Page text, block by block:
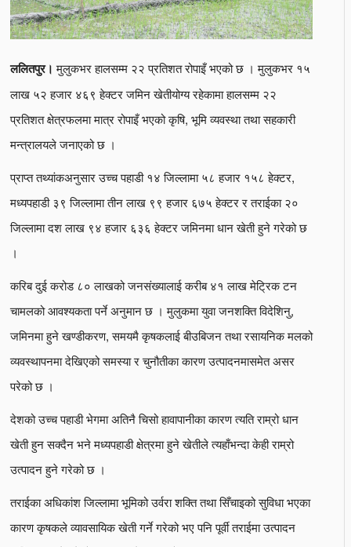
ललितपुर। मुलुकभर हालसम्म २२ प्रतिशत रोपाइँ भएको छ । मुलुकभर १५
लाख ५२ हजार ४६९ हेक्टर जमिन खेतीयोग्य रहेकामा हालसम्म २२
प्रतिशत क्षेत्रफलमा मात्र रोपाइँ भएको कृषि, भूमि व्यवस्था तथा सहकारी
मन्त्रालयले जनाएको छ ।
प्राप्त तथ्यांकअनुसार उच्च पहाडी १४ जिल्लामा ५८ हजार १५८ हेक्टर,
मध्यपहाडी ३९ जिल्लामा तीन लाख ९९ हजार ६७५ हेक्टर र तराईका २०
जिल्लामा दश लाख ९४ हजार ६३६ हेक्टर जमिनमा धान खेती हुने गरेको छ
।
करिब दुई करोड ८० लाखको जनसंख्यालाई करीब ४१ लाख मेट्रिक टन
चामलको आवश्यकता पर्ने अनुमान छ । मुलुकमा युवा जनशक्ति विदेशिनु,
जमिनमा हुने खण्डीकरण, समयमै कृषकलाई बीउबिजन तथा रसायनिक मलको
व्यवस्थापनमा देखिएको समस्या र चुनौतीका कारण उत्पादनमासमेत असर
परेको छ ।
देशको उच्च पहाडी भेगमा अतिनै चिसो हावापानीका कारण त्यति राम्रो धान
खेती हुन सक्दैन भने मध्यपहाडी क्षेत्रमा हुने खेतीले त्यहाँभन्दा केही राम्रो
उत्पादन हुने गरेको छ ।
तराईका अधिकांश जिल्लामा भूमिको उर्वरा शक्ति तथा सिँचाइको सुविधा भएका
कारण कृषकले व्यावसायिक खेती गर्ने गरेको भए पनि पूर्वी तराईमा उत्पादन